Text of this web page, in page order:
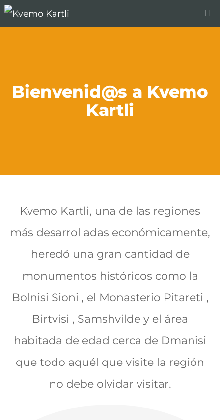
Bienvenid@s a Kvemo
Kartli
Kvemo Kartli, una de las regiones
más desarrolladas económicamente,
heredó una gran cantidad de
monumentos históricos como la
Bolnisi Sioni , el Monasterio Pitareti ,
Birtvisi , Samshvilde y el área
habitada de edad cerca de Dmanisi
que todo aquél que visite la región
no debe olvidar visitar.